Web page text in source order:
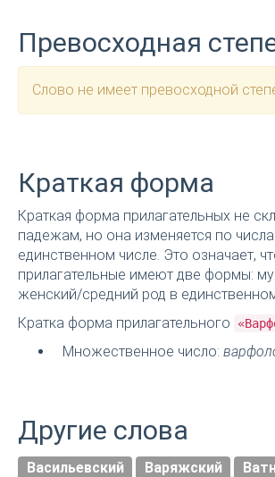
Превосходная
Слово не имеет превосходной
Краткая форма
Краткая форма прилагательных не
падежам, но она изменяется по
единственном числе. Это означает,
прилагательные имеют две формы:
женский/средний род в
Кратка форма прилагательного
Множественное число:
Другие слова
Васильевский Варяжский